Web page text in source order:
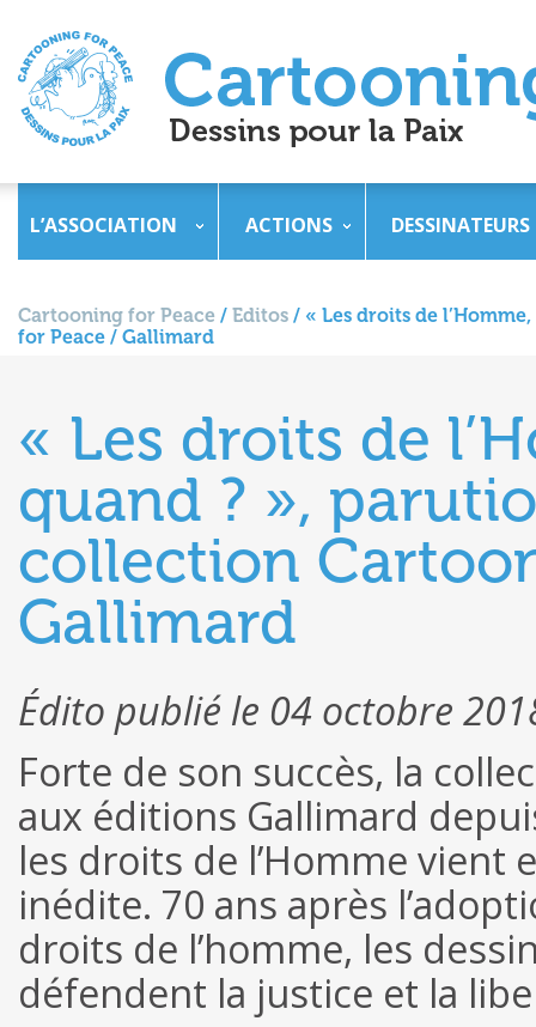
L’ASSOCIATION ACTIONS DESSINATEURS
Cartooning for Peace / Editos / « Les droits de
for Peace / Gallimard
« Les droits de
quand ? »,
collection
Gallimard
Édito publié le 04 octobre
Forte de son succès, la
aux éditions Gallimard
les droits de l’Homme
inédite. 70 ans après
droits de l’homme, les
défendent la justice et la